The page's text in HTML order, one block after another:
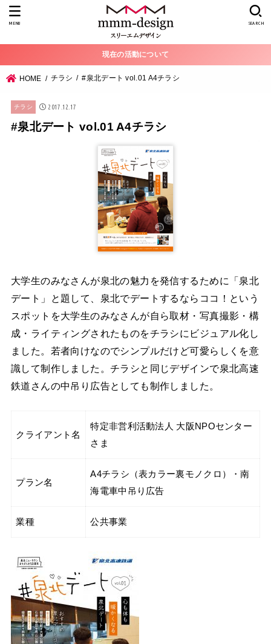
SEARCH
MENU
現在の活動について
HOME チラシ #泉北デート vol.01 A4チラシ
チラシ 2017.12.17
#泉北デート vol.01 A4チラシ
大学生のみなさんが泉北の魅力を発信するために「泉北
デート」と題して、泉北でデートするならココ！という
スポットを大学生のみなさんが自ら取材・写真撮影・構
成・ライティングされたものをチラシにビジュアル化し
ました。若者向けなのでシンプルだけど可愛らしくを意
識して制作しました。チラシと同じデザインで泉北高速
鉄道さんの中吊り広告としても制作しました。
クライアント名
特定非営利活動法人 大阪NPOセンター
さま
プラン名
A4チラシ（表カラー裏モノクロ）・南
海電車中吊り広告
業種 公共事業